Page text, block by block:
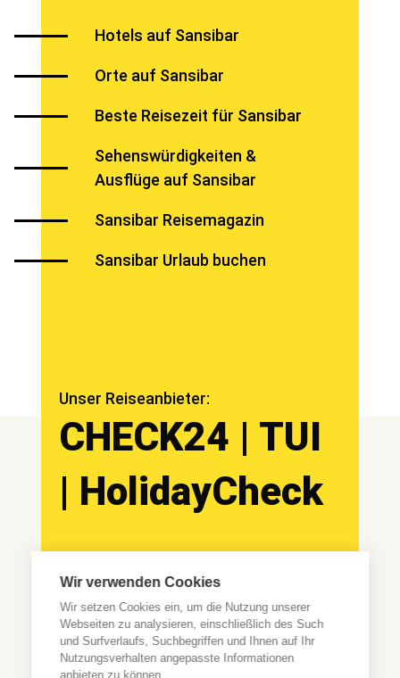
Hotels auf Sansibar
Orte auf Sansibar
Beste Reisezeit für Sansibar
Sehenswürdigkeiten &
Ausflüge auf Sansibar
Sansibar Reisemagazin
Sansibar Urlaub buchen
Unser Reiseanbieter:
CHECK24 | TUI
| HolidayCheck
Impressum
Datenschutzbelehr
ung
Wir verwenden Cookies
Wir setzen Cookies ein, um die Nutzung unserer
Webseiten zu analysieren, einschließlich des Such
und Surfverlaufs, Suchbegriffen und Ihnen auf Ihr
Nutzungsverhalten angepasste Informationen
anbieten zu können.